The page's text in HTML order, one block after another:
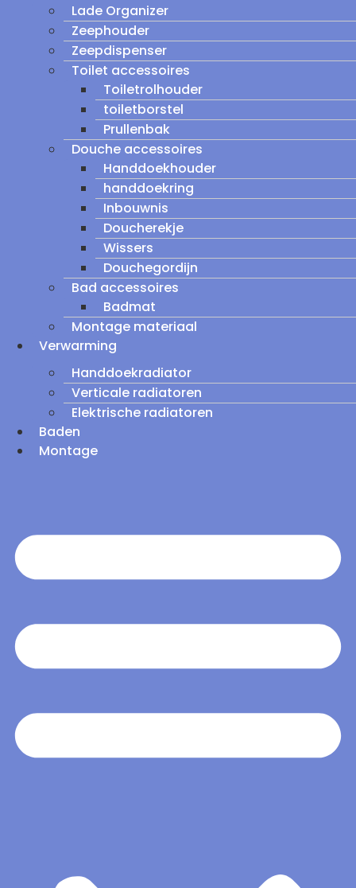
Lade Organizer
Zeephouder
Zeepdispenser
Toilet accessoires
Toiletrolhouder
toiletborstel
Prullenbak
Douche accessoires
Handdoekhouder
handdoekring
Inbouwnis
Doucherekje
Wissers
Douchegordijn
Bad accessoires
Badmat
Montage materiaal
Verwarming
Handdoekradiator
Verticale radiatoren
Elektrische radiatoren
Baden
Montage